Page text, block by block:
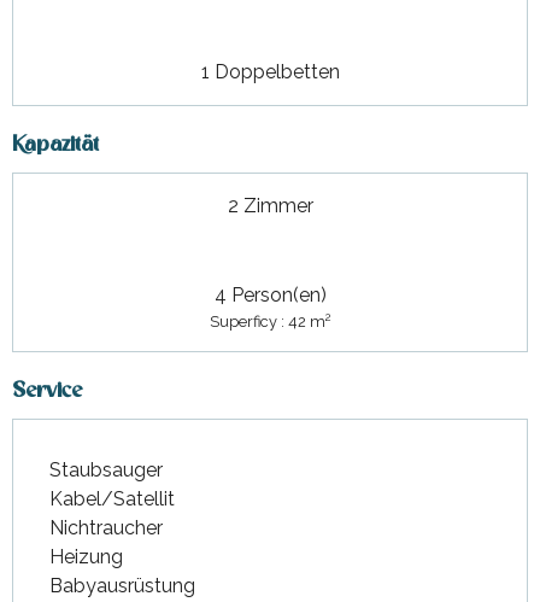
1 Doppelbetten
Kapazität
2 Zimmer
4 Person(en)
Superficy : 42 m2
Service
Staubsauger
Kabel/Satellit
Nichtraucher
Heizung
Babyausrüstung